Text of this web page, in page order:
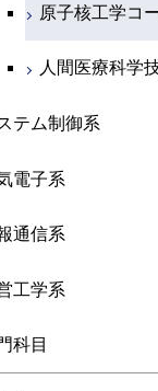
原子核工学コ
人間医療科学
テム制御系
システム制御コ
エンジニアリ
電子系
電気電子コース
エネルギーコー
エネルギー・
通信系
情報通信コース
エンジニアリ
コース
工学系
経営工学コース
科目